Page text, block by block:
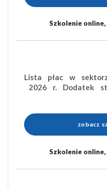
Szkolenie
Lista płac w
2026 r. Dodatek
zobacz
Szkolenie